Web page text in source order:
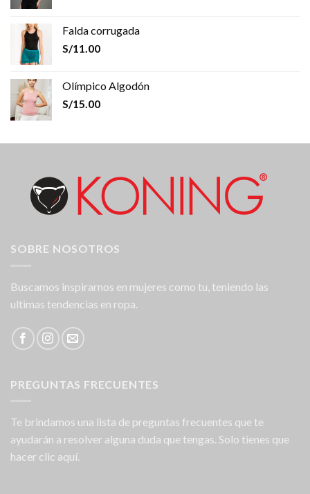
Falda corrugada
S/11.00
Olímpico Algodón
S/15.00
SOBRE NOSOTROS
Buscamos inspirarnos en mujeres como tu, teniendo las
ultimas tendencias en ropa.
PREGUNTAS FRECUENTES
Te brindamos una lista de preguntas frecuentes que te
ayudarán a resolver alguna duda que tengas. Solo tienes que
hacer clic aquí.